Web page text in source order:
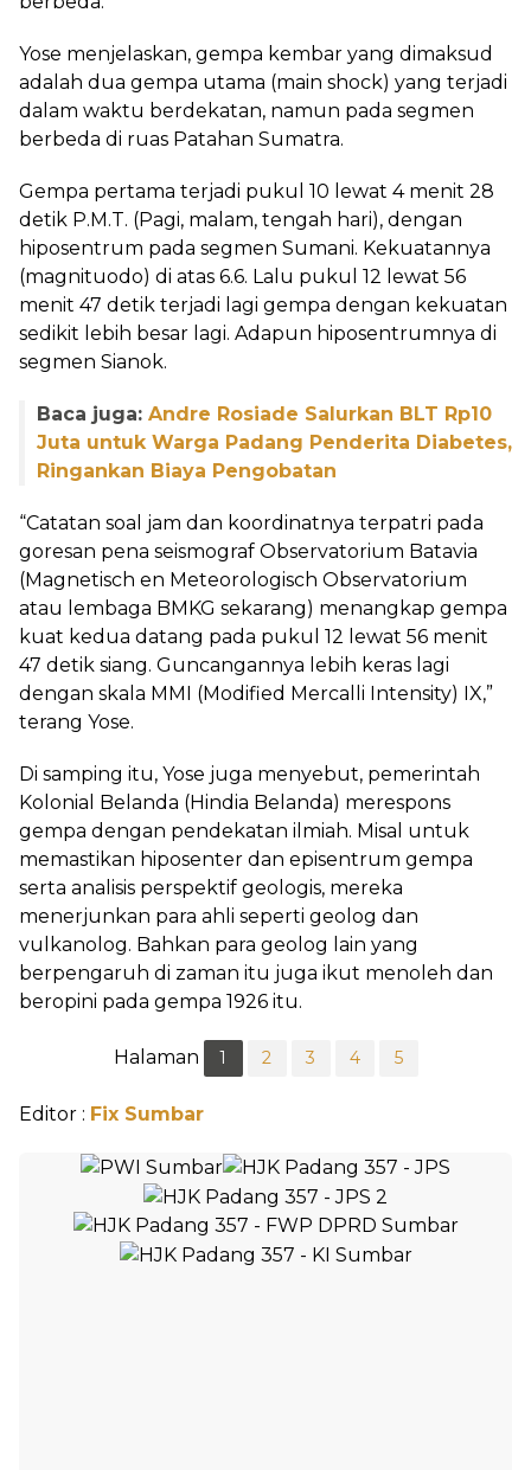
Yose menjelaskan, gempa kembar yang dimaksud
adalah dua gempa utama (main shock) yang terjadi
dalam waktu berdekatan, namun pada segmen
berbeda di ruas Patahan Sumatra.
Gempa pertama terjadi pukul 10 lewat 4 menit 28
detik P.M.T. (Pagi, malam, tengah hari), dengan
hiposentrum pada segmen Sumani. Kekuatannya
(magnituodo) di atas 6.6. Lalu pukul 12 lewat 56
menit 47 detik terjadi lagi gempa dengan kekuatan
sedikit lebih besar lagi. Adapun hiposentrumnya di
segmen Sianok.
Baca juga: Andre Rosiade Salurkan BLT Rp10
Juta untuk Warga Padang Penderita Diabetes,
Ringankan Biaya Pengobatan
“Catatan soal jam dan koordinatnya terpatri pada
goresan pena seismograf Observatorium Batavia
(Magnetisch en Meteorologisch Observatorium
atau lembaga BMKG sekarang) menangkap gempa
kuat kedua datang pada pukul 12 lewat 56 menit
47 detik siang. Guncangannya lebih keras lagi
dengan skala MMI (Modified Mercalli Intensity) IX,”
terang Yose.
Di samping itu, Yose juga menyebut, pemerintah
Kolonial Belanda (Hindia Belanda) merespons
gempa dengan pendekatan ilmiah. Misal untuk
memastikan hiposenter dan episentrum gempa
serta analisis perspektif geologis, mereka
menerjunkan para ahli seperti geolog dan
vulkanolog. Bahkan para geolog lain yang
berpengaruh di zaman itu juga ikut menoleh dan
beropini pada gempa 1926 itu.
Halaman 1 2 3 4 5
Editor : Fix Sumbar